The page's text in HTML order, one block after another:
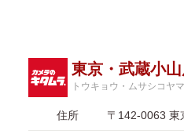
東京・武蔵小
トウキョウ・ムサシコヤ
住所 〒142-0063 東